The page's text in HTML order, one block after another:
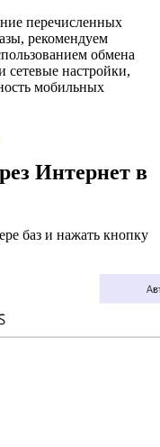
перечисленных
рекомендуем
обмена
сетевые настройки,
мобильных
Интернет в
баз и нажать кнопку